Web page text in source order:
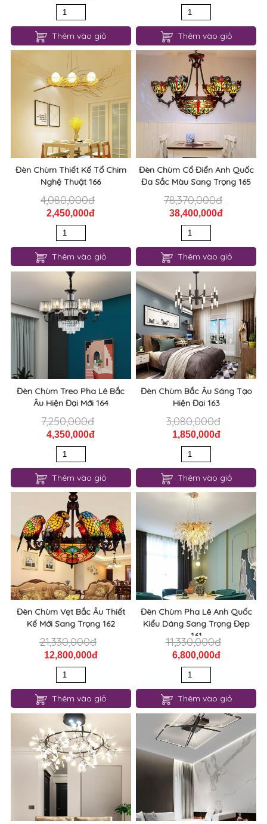
Thêm vào giỏ Thêm vào giỏ
Đèn Chùm Thiết Kế Tổ Chim
Nghệ Thuật 166
4,080,000đ
2,450,000đ
Thêm vào giỏ
Đèn Chùm Cổ Điển Anh Quốc
Đa Sắc Màu Sang Trọng 165
78,370,000đ
38,400,000đ
Thêm vào giỏ
Đèn Chùm Treo Pha Lê Bắc
Âu Hiện Đại Mới 164
7,250,000đ
4,350,000đ
Thêm vào giỏ
Đèn Chùm Bắc Âu Sáng Tạo
Hiện Đại 163
3,080,000đ
1,850,000đ
Thêm vào giỏ
Đèn Chùm Vẹt Bắc Âu Thiết
Kế Mới Sang Trọng 162
21,330,000đ
12,800,000đ
Thêm vào giỏ
Đèn Chùm Pha Lê Anh Quốc
Kiểu Dáng Sang Trọng Đẹp
161
11,330,000đ
6,800,000đ
Thêm vào giỏ